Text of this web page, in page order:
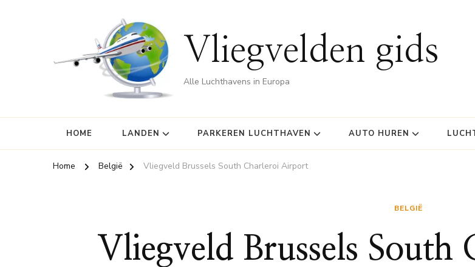
Vliegvelden gids
Alle Luchthavens in Europa
HOME LANDEN PARKEREN LUCHTHAVEN AUTO HUREN
Home België Vliegveld Brussels South Charleroi Airport
BELGIË
Vliegveld Brussels